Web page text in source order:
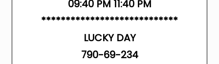
09:40 PM 11:40 PM
****************************
LUCKY DAY
790-69-234